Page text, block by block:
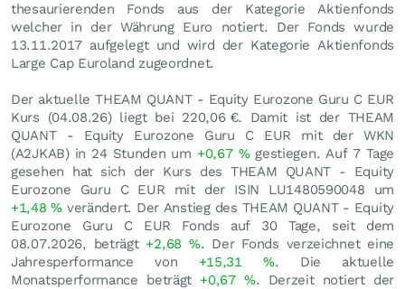
thesaurierenden Fonds aus der Kategorie Aktienfonds
welcher in der Währung Euro notiert. Der Fonds wurde
13.11.2017 aufgelegt und wird der Kategorie Aktienfonds
Large Cap Euroland zugeordnet.
Der aktuelle THEAM QUANT - Equity Eurozone Guru C EUR
Kurs (04.08.26) liegt bei 220,06 €. Damit ist der THEAM
QUANT - Equity Eurozone Guru C EUR mit der WKN
(A2JKAB) in 24 Stunden um +0,67 %gestiegen. Auf 7 Tage
gesehen hat sich der Kurs des THEAM QUANT - Equity
Eurozone Guru C EUR mit der ISIN LU1480590048 um
+1,48% verändert. Der Anstieg des THEAM QUANT - Equity
Eurozone Guru C EUR Fonds auf 30 Tage, seit dem
08.07.2026, beträgt +2,68 %. Der Fonds verzeichnet eine
Jahresperformance von +15,31%. Die aktuelle
Monatsperformance beträgt +0,67 %. Derzeit notiert der